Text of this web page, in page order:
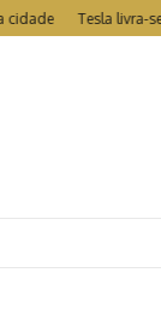
Tesla livra-se de